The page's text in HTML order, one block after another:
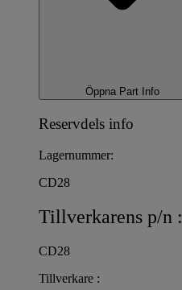
Öppna Part Info
Reservdels info
Lagernummer:
CD28
Tillverkarens p/n :
CD28
Tillverkare :